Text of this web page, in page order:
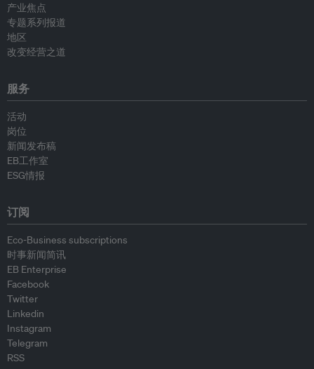
产业焦点
专题系列报道
地区
改变经营之道
服务
活动
岗位
新闻发布稿
EB工作室
ESG情报
订阅
Eco-Business subscriptions
时事新闻简讯
EB Enterprise
Facebook
Twitter
Linkedin
Instagram
Telegram
RSS